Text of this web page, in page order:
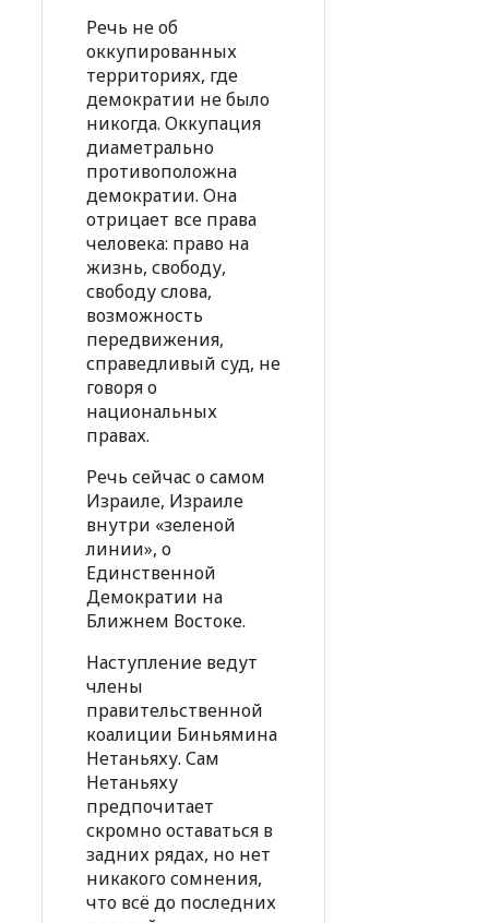
Речь не об
оккупированных
территориях, где
демократии не было
никогда. Оккупация
диаметрально
противоположна
демократии. Она
отрицает все права
человека: право на
жизнь, свободу,
свободу слова,
возможность
передвижения,
справедливый суд, не
говоря о
национальных
правах.
Речь сейчас о самом
Израиле, Израиле
внутри «зеленой
линии», о
Единственной
Демократии на
Ближнем Востоке.
Наступление ведут
члены
правительственной
коалиции Биньямина
Нетаньяху. Сам
Нетаньяху
предпочитает
скромно оставаться в
задних рядах, но нет
никакого сомнения,
что всё до последних